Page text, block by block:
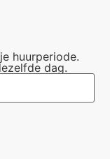
huurperiode.
dag.